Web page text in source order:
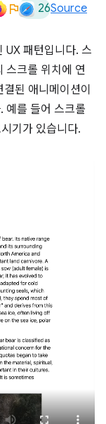
26Source
UX 패턴입니다. 스
스크롤 위치에 연
된 애니메이션이
예를 들어 스크롤
기가 있습니다.